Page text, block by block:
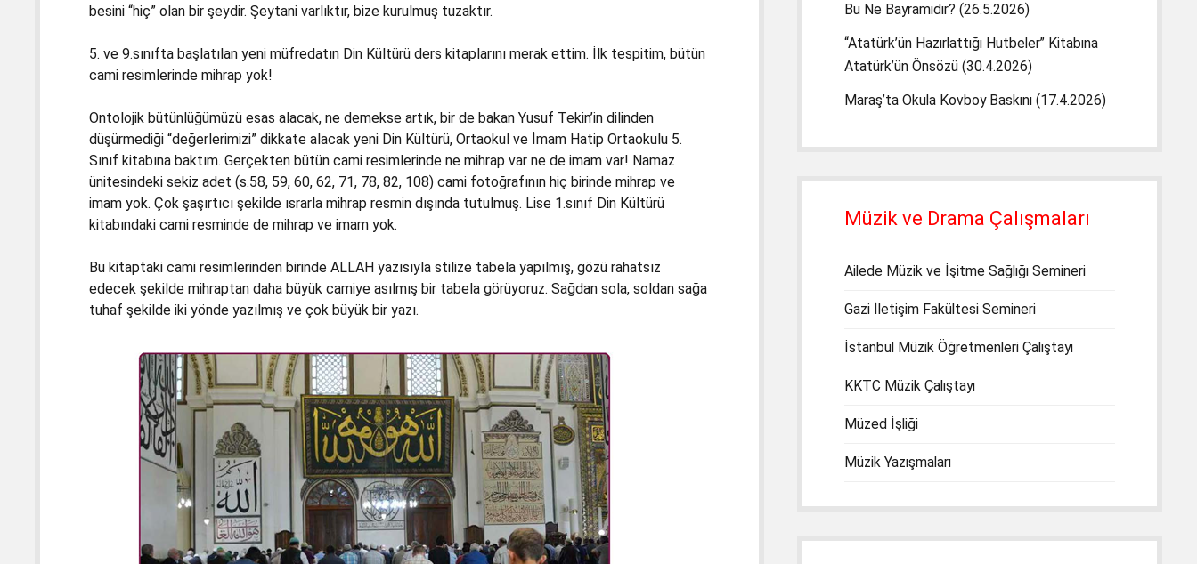
besini “hiç” olan bir şeydir. Şeytani varlıktır, bize kurulmuş tuzaktır.
5. ve 9.sınıfta başlatılan yeni müfredatın Din Kültürü ders kitaplarını merak ettim. İlk tespitim, bütün
cami resimlerinde mihrap yok!
Ontolojik bütünlüğümüzü esas alacak, ne demekse artık, bir de bakan Yusuf Tekin’in dilinden
düşürmediği “değerlerimizi” dikkate alacak yeni Din Kültürü, Ortaokul ve İmam Hatip Ortaokulu 5.
Sınıf kitabına baktım. Gerçekten bütün cami resimlerinde ne mihrap var ne de imam var! Namaz
ünitesindeki sekiz adet (s.58, 59, 60, 62, 71, 78, 82, 108) cami fotoğrafının hiç birinde mihrap ve
imam yok. Çok şaşırtıcı şekilde ısrarla mihrap resmin dışında tutulmuş. Lise 1.sınıf Din Kültürü
kitabındaki cami resminde de mihrap ve imam yok.
Bu kitaptaki cami resimlerinden birinde ALLAH yazısıyla stilize tabela yapılmış, gözü rahatsız
edecek şekilde mihraptan daha büyük camiye asılmış bir tabela görüyoruz. Sağdan sola, soldan sağa
tuhaf şekilde iki yönde yazılmış ve çok büyük bir yazı.
Bu Ne Bayramıdır? (26.5.2026)
“Atatürk’ün Hazırlattığı Hutbeler” Kitabına
Atatürk’ün Önsözü (30.4.2026)
Maraş’ta Okula Kovboy Baskını (17.4.2026)
Müzik ve Drama Çalışmaları
Ailede Müzik ve İşitme Sağlığı Semineri
Gazi İletişim Fakültesi Semineri
İstanbul Müzik Öğretmenleri Çalıştayı
KKTC Müzik Çalıştayı
Müzed İşliği
Müzik Yazışmaları